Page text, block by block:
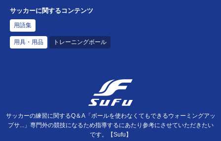
サッカーに関するコンテンツ
用語集
用具・用品 トレーニングボール
サッカーの練習に関するQ＆A「ボールを使わなくてもできるウォーミングアッ
プサ...」専門外の競技になるため指導するにあたり参考にさせていただきたい
です。【Sufu】